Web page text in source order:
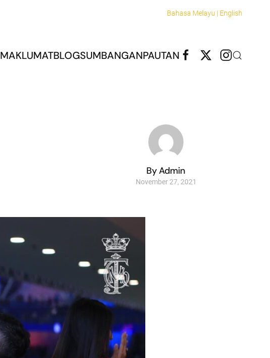
Bahasa Melayu | English
MAKLUMATBLOGSUMBANGANPAUTAN
By Admin
November 27, 2021